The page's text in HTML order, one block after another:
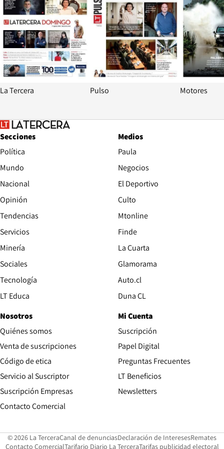
La Tercera Pulso Motores
Secciones
Política
Mundo
Nacional
Opinión
Tendencias
Servicios
Minería
Sociales
Tecnología
LT Educa
Medios
Paula
Negocios
El Deportivo
Culto
Mtonline
Finde
La Cuarta
Glamorama
Auto.cl
Duna CL
Nosotros
Quiénes somos
Venta de suscripciones
Código de etica Opens in new window
Servicio al Suscriptor
Suscripción Empresas
Contacto Comercial
Mi Cuenta
Suscripción
Papel Digital
Preguntas Frecuentes
LT Beneficios
Newsletters
© 2026 La TerceraCanal de denunciasOpens in new window
Declaración de InteresesOpens in
Remates
Contacto ComercialOpens in new window
Tarifario Diario La TerceraOpens in new window
Tarifas publicidad electoral